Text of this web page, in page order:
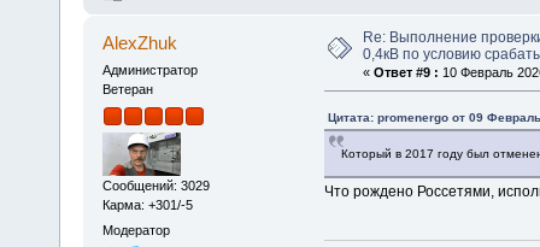
AlexZhuk
Администратор
Ветеран
Сообщений: 3029
Карма: +301/-5
Модератор
Re: Выполнение
0,4кВ по условию
« Ответ #9 : 10 Февраль
Цитата: promenergo от 09
Который в 2017 году был
Что рождено Россетями,